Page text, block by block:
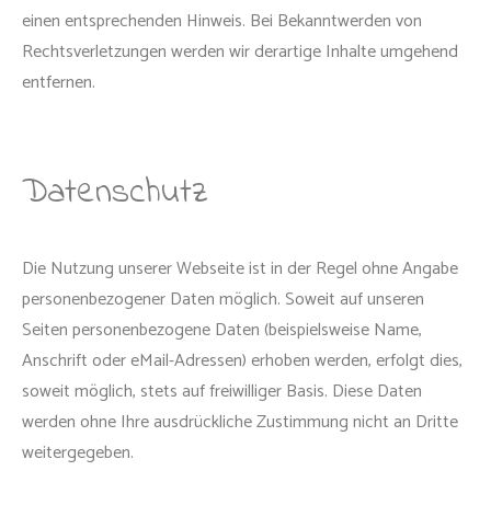
einen entsprechenden Hinweis. Bei Bekanntwerden von
Rechtsverletzungen werden wir derartige Inhalte umgehend
entfernen.
Datenschutz
Die Nutzung unserer Webseite ist in der Regel ohne Angabe
personenbezogener Daten möglich. Soweit auf unseren
Seiten personenbezogene Daten (beispielsweise Name,
Anschrift oder eMail-Adressen) erhoben werden, erfolgt dies,
soweit möglich, stets auf freiwilliger Basis. Diese Daten
werden ohne Ihre ausdrückliche Zustimmung nicht an Dritte
weitergegeben.